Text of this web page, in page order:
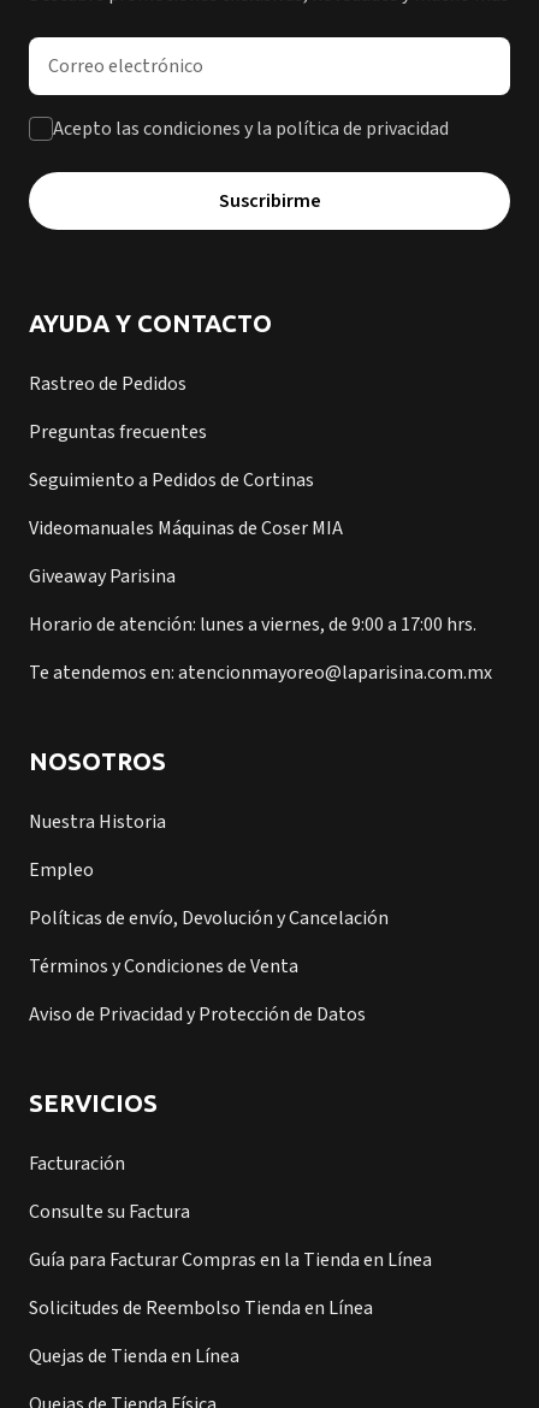
Dirección de correo electrónico
Acepto las condiciones y la política de privacidad
Suscribirme
AYUDA Y CONTACTO
Rastreo de Pedidos
Preguntas frecuentes
Seguimiento a Pedidos de Cortinas
Videomanuales Máquinas de Coser MIA
Giveaway Parisina
Horario de atención: lunes a viernes, de 9:00 a 17:00 hrs.
Te atendemos en: atencionmayoreo@laparisina.com.mx
NOSOTROS
Nuestra Historia
Empleo
Políticas de envío, Devolución y Cancelación
Términos y Condiciones de Venta
Aviso de Privacidad y Protección de Datos
SERVICIOS
Facturación
Consulte su Factura
Guía para Facturar Compras en la Tienda en Línea
Solicitudes de Reembolso Tienda en Línea
Quejas de Tienda en Línea